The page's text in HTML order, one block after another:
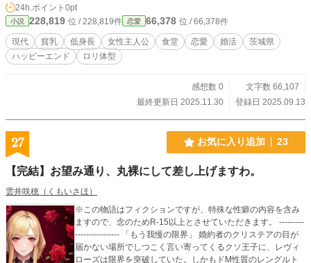
24h.ポイント 0pt
小説 228,819 位 / 228,819件 恋愛 66,378 位 / 66,378件
現代 貧乳 低身長 女性主人公 食堂 恋愛 婚活
茨城県
ハッピーエンド
ロリ体型
感想数 0
文字数 66,107
最終更新日 2025.11.30
登録日 2025.09.13
27 お気に入り追加 23
【完結】お望み通り、丸裸にして差し上げますわ。
雲井咲穂（くもいさほ）
※この物語はフィクションですが、特殊な性癖の内容を含み
ますので、念のためR-15以上とさせていただきます。 ---------
---------------- 「もう我慢の限界」 婚約者のクリステアの目が
届かない場所でしつこく言い寄ってくるクソ王子に、レヴィ
ローズは限界を突破していた。しかもドM性質のレングルト